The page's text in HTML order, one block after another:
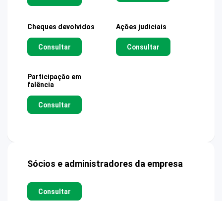
Cheques devolvidos
Consultar
Ações judiciais
Consultar
Participação em
falência
Consultar
Sócios e administradores da empresa
Consultar